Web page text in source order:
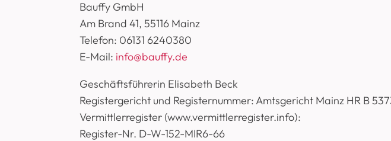
Bauffy GmbH
Am Brand 41, 55116 Mainz
Telefon: 06131 6240380
E-Mail: info@bauffy.de
Geschäftsführerin Elisabeth Beck
Registergericht und Registernummer: Amtsgericht Mainz HR B
Vermittlerregister (www.vermittlerregister.info):
Register-Nr. D-W-152-MIR6-66